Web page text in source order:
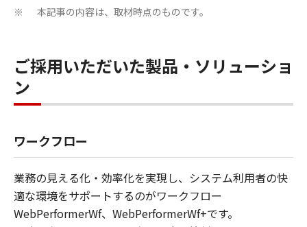
※ 本記事の内容は、取材時点のものです。
ご採用いただいた製品・ソリューショ
ン
ワークフロー
業務の見える化・効率化を実現し、システム利用者の快
適な環境をサポートするのがワークフロー
WebPerformerWf、WebPerformerWf+です。